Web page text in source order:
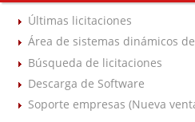
Últimas licitaciones
Área de sistemas dinámicos
Búsqueda de licitaciones
Descarga de Software
Soporte empresas (Nueva